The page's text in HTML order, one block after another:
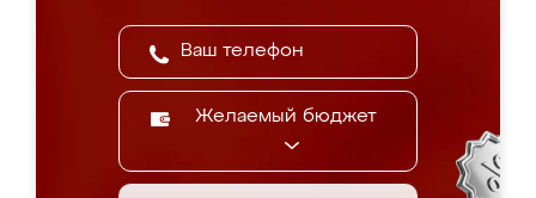
Желаемый бюджет